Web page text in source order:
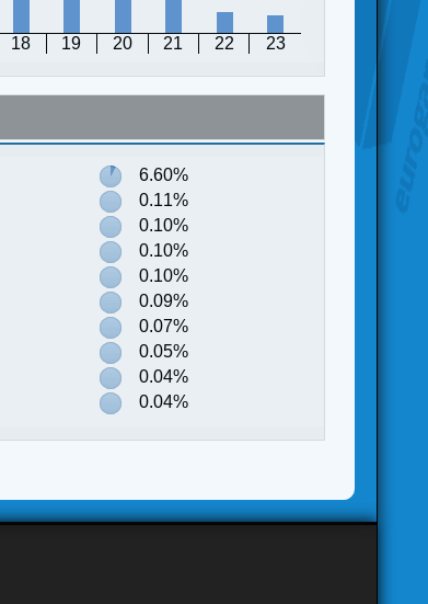
18 19 20 21 22 23
6.60%
0.11%
0.10%
0.10%
0.10%
0.09%
0.07%
0.05%
0.04%
0.04%